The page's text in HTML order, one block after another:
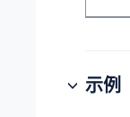
示例